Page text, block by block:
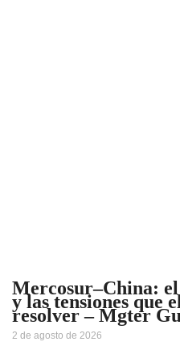
Mercosur–China:
y las tensiones que
resolver – Mgter
2 de agosto de 2026